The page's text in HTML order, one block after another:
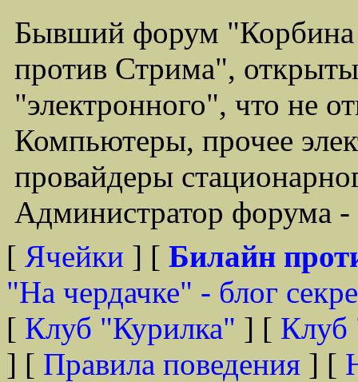
Бывший форум "Корбина
против Стрима",
"электронного", что не
Компьютеры, прочее
провайдеры
Администратор форума
[ Ячейки ] [ Билайн
"На чердачке" - блог
[ Клуб "Курилка" ] [ Клуб
] [ Правила поведения ] [